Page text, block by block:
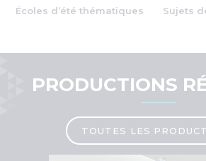
Écoles d’été thématiques Sujets
PRODUCTIONS
TOUTES LES